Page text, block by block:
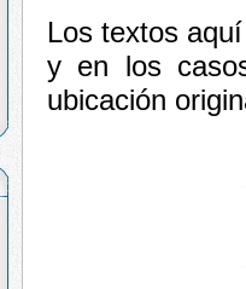
Los textos
y en los
ubicación